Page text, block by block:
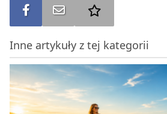
Udostępnij na FBWyślij na e-mail
Inne artykuły z tej kategorii